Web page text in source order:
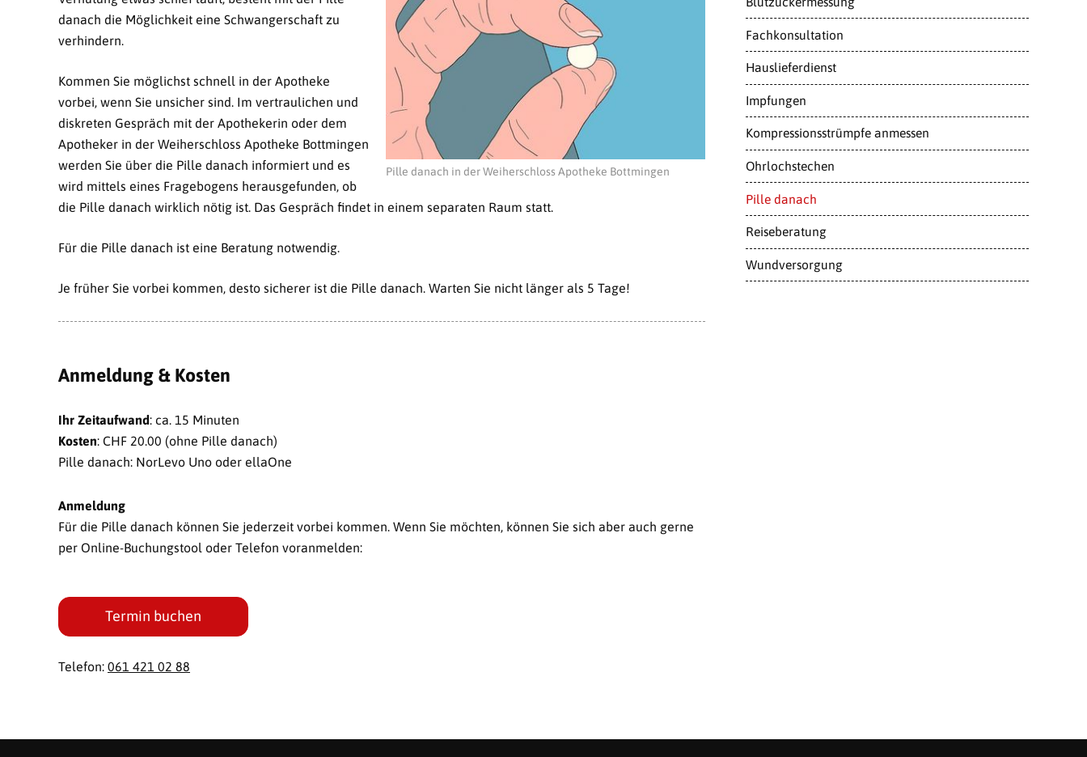
Pille danach in der Weiherschloss Apotheke Bottmingen
danach die Möglichkeit eine Schwangerschaft zu
verhindern.
Kommen Sie möglichst schnell in der Apotheke
vorbei, wenn Sie unsicher sind. Im vertraulichen und
diskreten Gespräch mit der Apothekerin oder dem
Apotheker in der Weiherschloss Apotheke Bottmingen
werden Sie über die Pille danach informiert und es
wird mittels eines Fragebogens herausgefunden, ob
die Pille danach wirklich nötig ist. Das Gespräch findet in einem separaten Raum statt.
Für die Pille danach ist eine Beratung notwendig.
Je früher Sie vorbei kommen, desto sicherer ist die Pille danach. Warten Sie nicht länger als 5 Tage!
Anmeldung & Kosten
Ihr Zeitaufwand: ca. 15 Minuten
Kosten: CHF 20.00 (ohne Pille danach)
Pille danach: NorLevo Uno oder ellaOne
Anmeldung
Für die Pille danach können Sie jederzeit vorbei kommen. Wenn Sie möchten, können Sie sich aber auch gerne
per Online-Buchungstool oder Telefon voranmelden:
Termin buchen
Telefon: 061 421 02 88
Fachkonsultation
Hauslieferdienst
Impfungen
Kompressionsstrümpfe anmessen
Ohrlochstechen
Pille danach
Reiseberatung
Wundversorgung